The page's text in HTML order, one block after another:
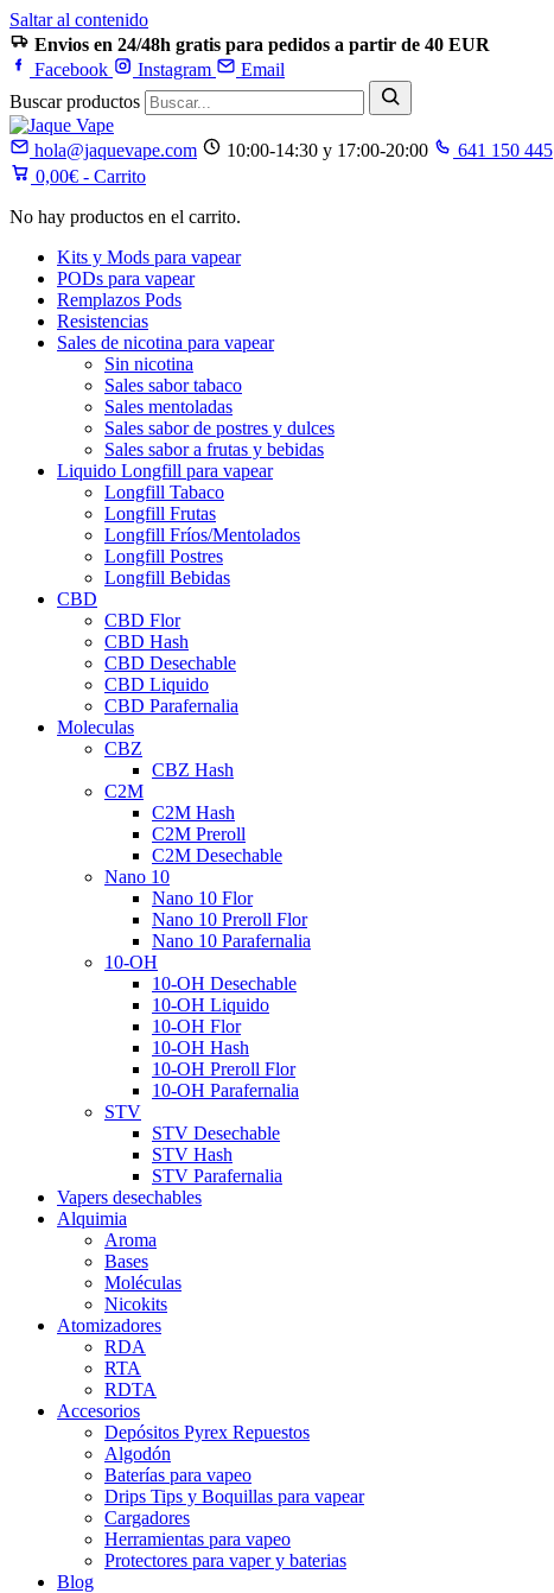
Saltar al contenido
Envios en 24/48h gratis para pedidos a partir de 40 EUR
Facebook
Instagram
Email
Buscar productos
hola@jaquevape.com 10:00-14:30 y 17:00-20:00 641 150 445
0,00€ - Carrito
No hay productos en el carrito.
Kits y Mods para vapear
PODs para vapear
Remplazos Pods
Resistencias
Sales de nicotina para vapear
Sin nicotina
Sales sabor tabaco
Sales mentoladas
Sales sabor de postres y dulces
Sales sabor a frutas y bebidas
Liquido Longfill para vapear
Longfill Tabaco
Longfill Frutas
Longfill Fríos/Mentolados
Longfill Postres
Longfill Bebidas
CBD
CBD Flor
CBD Hash
CBD Desechable
CBD Liquido
CBD Parafernalia
Moleculas
CBZ
CBZ Hash
C2M
C2M Hash
C2M Preroll
C2M Desechable
Nano 10
Nano 10 Flor
Nano 10 Preroll Flor
Nano 10 Parafernalia
10-OH
10-OH Desechable
10-OH Liquido
10-OH Flor
10-OH Hash
10-OH Preroll Flor
10-OH Parafernalia
STV
STV Desechable
STV Hash
STV Parafernalia
Vapers desechables
Alquimia
Aroma
Bases
Moléculas
Nicokits
Atomizadores
RDA
RTA
RDTA
Accesorios
Depósitos Pyrex Repuestos
Algodón
Baterías para vapeo
Drips Tips y Boquillas para vapear
Cargadores
Herramientas para vapeo
Protectores para vaper y baterias
Blog